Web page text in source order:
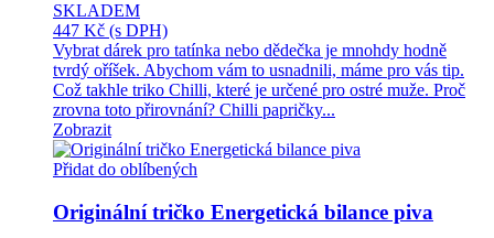
SKLADEM
447 Kč (s DPH)
Vybrat dárek pro tatínka nebo dědečka je mnohdy hodně
tvrdý oříšek. Abychom vám to usnadnili, máme pro vás tip.
Což takhle triko Chilli, které je určené pro ostré muže. Proč
zrovna toto přirovnání? Chilli papričky...
Zobrazit
Přidat do oblíbených
Originální tričko Energetická bilance piva